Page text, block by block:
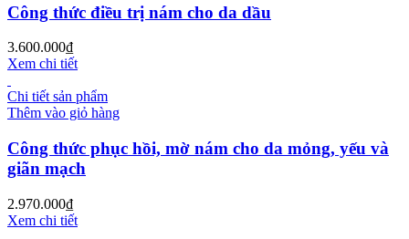
Công thức điều trị nám cho da dầu
3.600.000₫
Xem chi tiết
Chi tiết sản phẩm
Thêm vào giỏ hàng
Công thức phục hồi, mờ nám cho da mỏng, yếu và
giãn mạch
2.970.000₫
Xem chi tiết